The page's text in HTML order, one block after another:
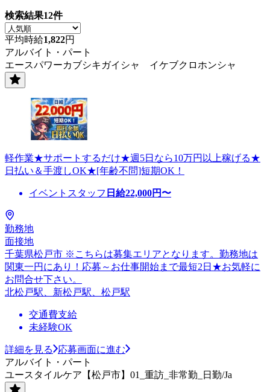
検索結果12件
平均時給1,822円
アルバイト・パート
エースパワーカブシキガイシャ イケブクロホンシャ
軽作業★サポートするだけ★週5日なら10万円以上稼げる★
日払い＆手渡しOK★[年齢不問]短期OK！
イベントスタッフ 日給22,000円〜
勤務地
面接地
千葉県松戸市 ※こちらは募集エリアとなります。勤務地は
関東一円にあり！応募～お仕事開始まで最短2日★お気軽に
お問合せ下さい。
北松戸駅、新松戸駅、松戸駅
交通費支給
未経験OK
詳細を見る
応募画面に進む
アルバイト・パート
ユースタイルケア【松戸市】01_重訪_非常勤_日勤/Ja